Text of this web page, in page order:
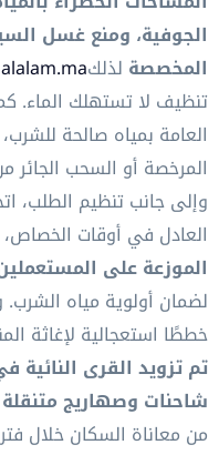
الجوفية، ومنع غسل
المخصصة لذلكalalam.ma
تنظيف لا تستهلك الماء.
العامة بمياه صالحة
المرخصة أو السحب الجائر
وإلى جانب تنظيم الطلب،
العادل في أوقات
الموزعة على
لضمان أولوية مياه
خططًا استعجالية لإغاثة
تم تزويد القرى النائية
شاحنات وصهاريج متنقلة
من معاناة السكان خلال